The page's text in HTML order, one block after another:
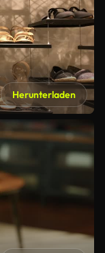
Herunterladen